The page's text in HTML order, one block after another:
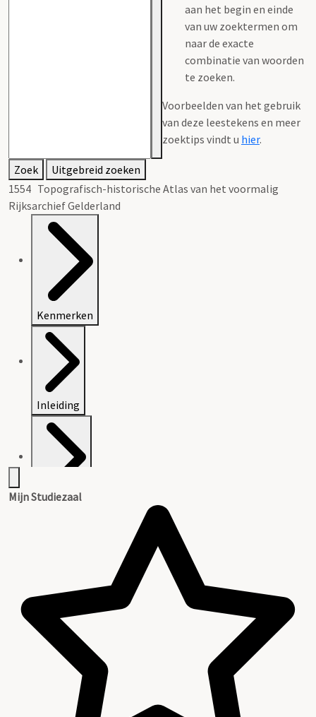
aan het begin en einde
van uw zoektermen om
naar de exacte
combinatie van woorden
te zoeken.
Voorbeelden van het gebruik
van deze leestekens en meer
zoektips vindt u hier.
Zoek
Uitgebreid zoeken
1554 Topografisch-historische Atlas van het voormalig
Rijksarchief Gelderland
Kenmerken
Inleiding
Inventaris
Mijn Studiezaal